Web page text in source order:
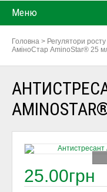
Меню
Головна > Регулятори росту
АміноСтар AminoStar® 25
25.00грн